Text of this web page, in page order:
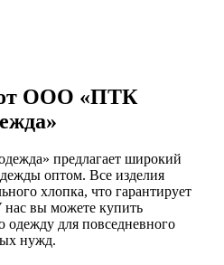
от ООО «ПТК
предлагает широкий
оптом. Все изделия
хлопка, что гарантирует
нас вы можете купить
одежду для повседневного
нужд.